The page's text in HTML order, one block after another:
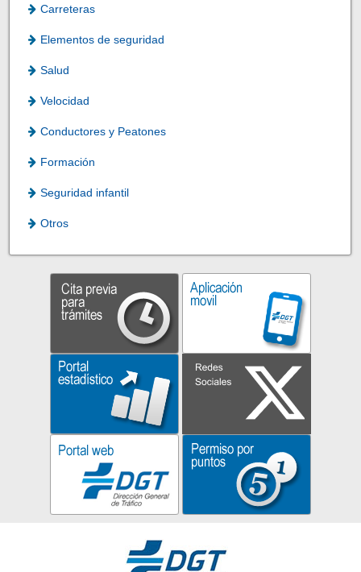
Carreteras
Elementos de seguridad
Salud
Velocidad
Conductores y Peatones
Formación
Seguridad infantil
Otros